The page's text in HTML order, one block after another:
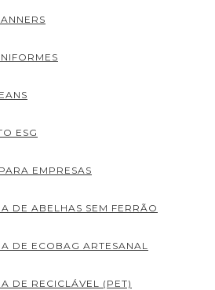
ESG
EMPRESAS
DE ABELHAS SEM FERRÃO
DE ECOBAG ARTESANAL
DE RECICLÁVEL (PET)